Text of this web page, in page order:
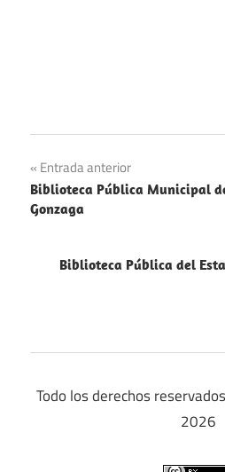
Navegación
de
Entrada anterior
Biblioteca Pública Municipal
Gonzaga
Biblioteca Pública del
Todo los derechos
2026